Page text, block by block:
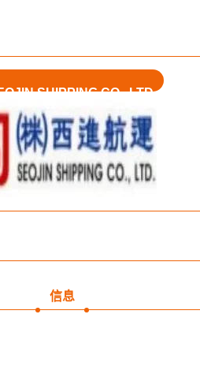
SHIPPING CO., LTD
信息